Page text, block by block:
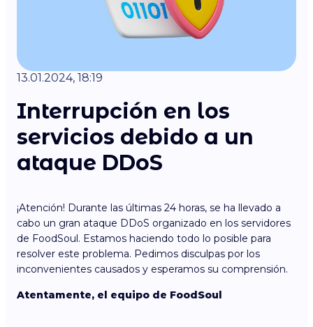
13.01.2024, 18:19
Interrupción en los
servicios debido a un
ataque DDoS
¡Atención! Durante las últimas 24 horas, se ha llevado a
cabo un gran ataque DDoS organizado en los servidores
de FoodSoul. Estamos haciendo todo lo posible para
resolver este problema. Pedimos disculpas por los
inconvenientes causados y esperamos su comprensión.
Atentamente, el equipo de FoodSoul